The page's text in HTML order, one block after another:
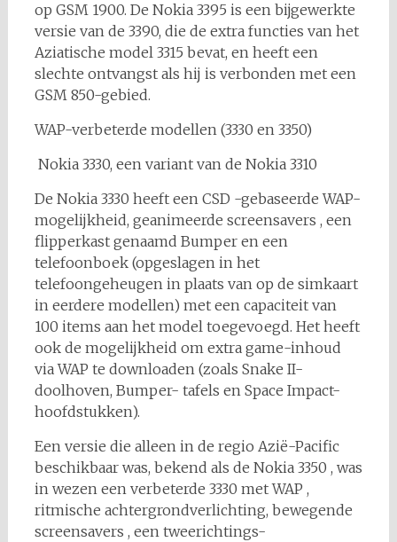
op GSM 1900. De Nokia 3395 is een bijgewerkte
versie van de 3390, die de extra functies van het
Aziatische model 3315 bevat, en heeft een
slechte ontvangst als hij is verbonden met een
GSM 850-gebied.
WAP-verbeterde modellen (3330 en 3350)
Nokia 3330, een variant van de Nokia 3310
De Nokia 3330 heeft een CSD -gebaseerde WAP-
mogelijkheid, geanimeerde screensavers , een
flipperkast genaamd Bumper en een
telefoonboek (opgeslagen in het
telefoongeheugen in plaats van op de simkaart
in eerdere modellen) met een capaciteit van
100 items aan het model toegevoegd. Het heeft
ook de mogelijkheid om extra game-inhoud
via WAP te downloaden (zoals Snake II-
doolhoven, Bumper- tafels en Space Impact-
hoofdstukken).
Een versie die alleen in de regio Azië-Pacific
beschikbaar was, bekend als de Nokia 3350 , was
in wezen een verbeterde 3330 met WAP ,
ritmische achtergrondverlichting, bewegende
screensavers , een tweerichtings-